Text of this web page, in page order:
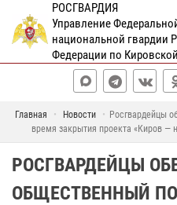
РОСГВАРДИЯ
Управление
национальной гвардии
Федерации по
Главная Новости
Росгвардейцы
время закрытия проекта «Киров —
РОСГВАРДЕЙЦЫ
ОБЩЕСТВЕННЫЙ